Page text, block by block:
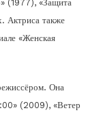
(1977), «Защита
Актриса также
«Женская
Она
(2009), «Ветер